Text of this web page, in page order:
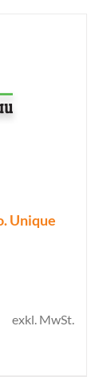
Unique
exkl. MwSt.